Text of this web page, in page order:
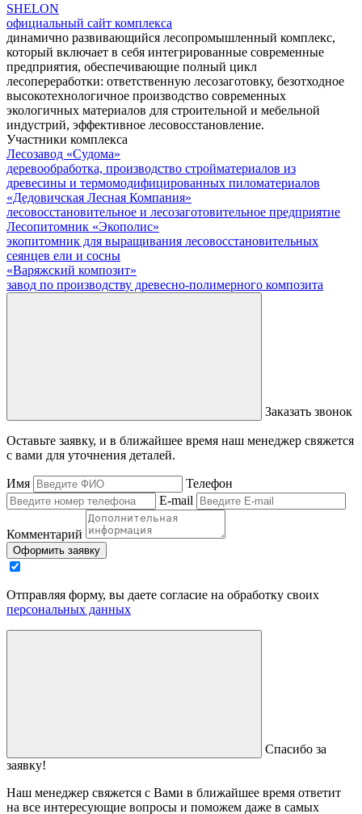
SHELON
официальный сайт комплекса
динамично развивающийся лесопромышленный комплекс,
который включает в себя интегрированные современные
предприятия, обеспечивающие полный цикл
лесопереработки: ответственную лесозаготовку, безотходное
высокотехнологичное производство современных
экологичных материалов для строительной и мебельной
индустрий, эффективное лесовосстановление.
Участники комплекса
Лесозавод «Судома»
деревообработка, производство стройматериалов из
древесины и термомодифицированных пиломатериалов
«Дедовичская Лесная Компания»
лесовосстановительное и лесозаготовительное предприятие
Лесопитомник «Экополис»
экопитомник для выращивания лесовосстановительных
сеянцев ели и сосны
«Варяжский композит»
завод по производству древесно-полимерного композита
Заказать звонок
Оставьте заявку, и в ближайшее время наш менеджер свяжется
с вами для уточнения деталей.
Имя
Телефон
E-mail
Комментарий
Оформить заявку
Отправляя форму, вы даете согласие на обработку своих
персональных данных
Спасибо за
заявку!
Наш менеджер свяжется с Вами в ближайшее время ответит
на все интересующие вопросы и поможем даже в самых